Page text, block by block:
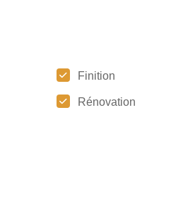
Finition
Rénovation